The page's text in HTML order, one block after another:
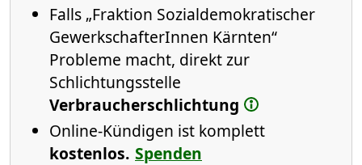
Falls „Fraktion Sozialdemokratischer
GewerkschafterInnen Kärnten“
Probleme macht, direkt zur
Schlichtungsstelle
Verbraucherschlichtung
Online-Kündigen ist komplett
kostenlos. Spenden